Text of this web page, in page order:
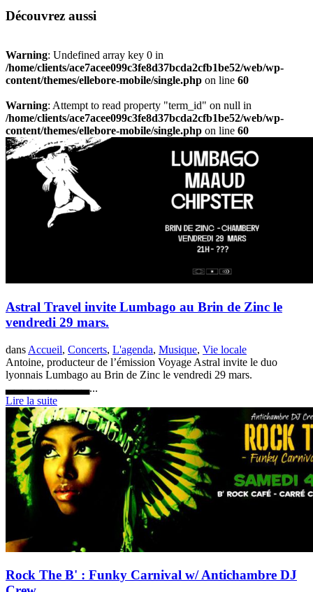
Découvrez aussi
Warning: Undefined array key 0 in
/home/clients/ace7acee099c3fe8d37bcda2cfb1be52/web/wp-
content/themes/ellebore-mobile/single.php on line 60
Warning: Attempt to read property "term_id" on null in
/home/clients/ace7acee099c3fe8d37bcda2cfb1be52/web/wp-
content/themes/ellebore-mobile/single.php on line 60
Astral Travel invite Lumbago au Brin de Zinc le
vendredi 29 mars.
dans Accueil, Concerts, L'agenda, Musique, Vie locale
Antoine, producteur de l’émission Voyage Astral invite le duo
lyonnais Lumbago au Brin de Zinc le vendredi 29 mars.
▃▃▃▃▃▃▃▃▃▃...
Lire la suite
Rock The B' : Funky Carnival w/ Antichambre DJ